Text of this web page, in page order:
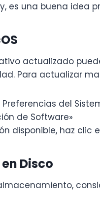
es una buena idea
actualizado
Para actualizar
del
de Software»
disponible, haz clic
Disco